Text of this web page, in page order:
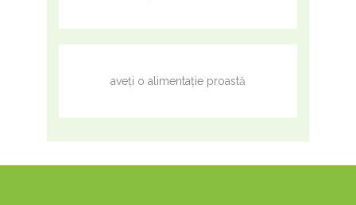
aveți o alimentație proastă